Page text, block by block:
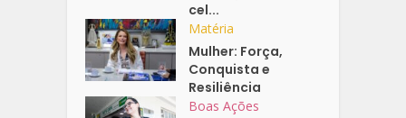
cel...
Matéria
Mulher: Força,
Conquista e
Resiliência
Boas Ações